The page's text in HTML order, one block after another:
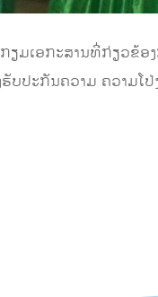
ມເອກະສານທີ່ກ່ຽວຂ້ອ
ປະກັນຄວາມ ຄວາມໂ